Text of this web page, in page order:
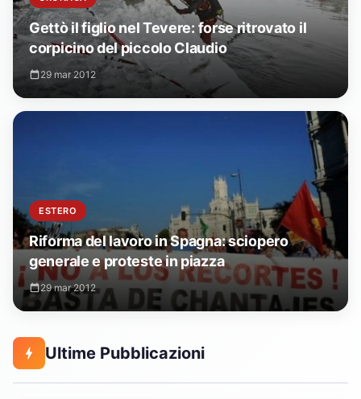
Gettò il figlio nel Tevere: forse ritrovato il
corpicino del piccolo Claudio
29 mar 2012
ESTERO
Riforma del lavoro in Spagna: sciopero
generale e proteste in piazza
29 mar 2012
Ultime Pubblicazioni